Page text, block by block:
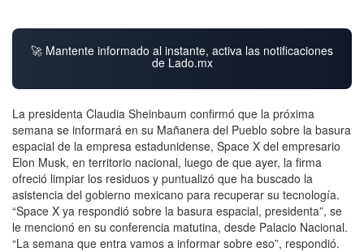
🚀 Mantente informado al instante, activa las notificaciones
de Lado.mx
La presidenta Claudia Sheinbaum confirmó que la próxima
semana se informará en su Mañanera del Pueblo sobre la basura
espacial de la empresa estadunidense, Space X del empresario
Elon Musk, en territorio nacional, luego de que ayer, la firma
ofreció limpiar los residuos y puntualizó que ha buscado la
asistencia del gobierno mexicano para recuperar su tecnología.
“Space X ya respondió sobre la basura espacial, presidenta”, se
le mencionó en su conferencia matutina, desde Palacio Nacional.
“La semana que entra vamos a informar sobre eso”, respondió.